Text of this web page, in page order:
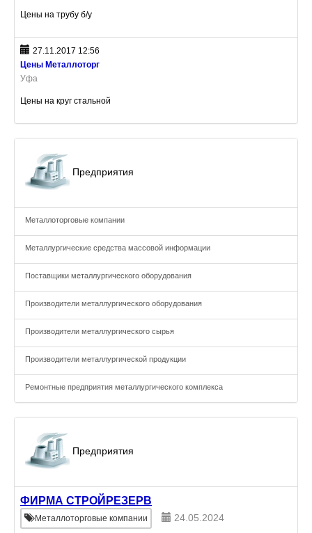
Цены на трубу б/у
27.11.2017 12:56
Цены Металлоторг
Уфа
Цены на круг стальной
Предприятия
Металлоторговые компании
Металлургические средства массовой информации
Поставщики металлургического оборудования
Производители металлургического оборудования
Производители металлургического сырья
Производители металлургической продукции
Ремонтные предприятия металлургического комплекса
Предприятия
ФИРМА СТРОЙРЕЗЕРВ
Металлоторговые компании
24.05.2024